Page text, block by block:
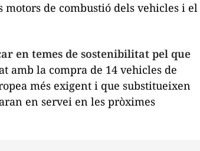
motors de combustió dels vehicles i el
en temes de sostenibilitat pel que
amb la compra de 14 vehicles de
més exigent i que substitueixen
en servei en les pròximes